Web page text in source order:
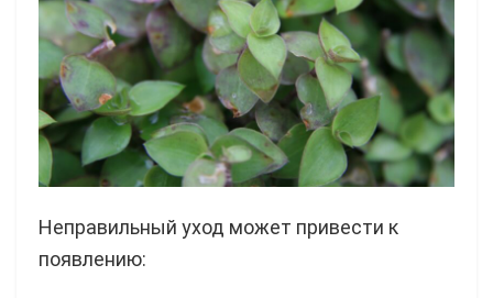
Неправильный уход может привести к
появлению: